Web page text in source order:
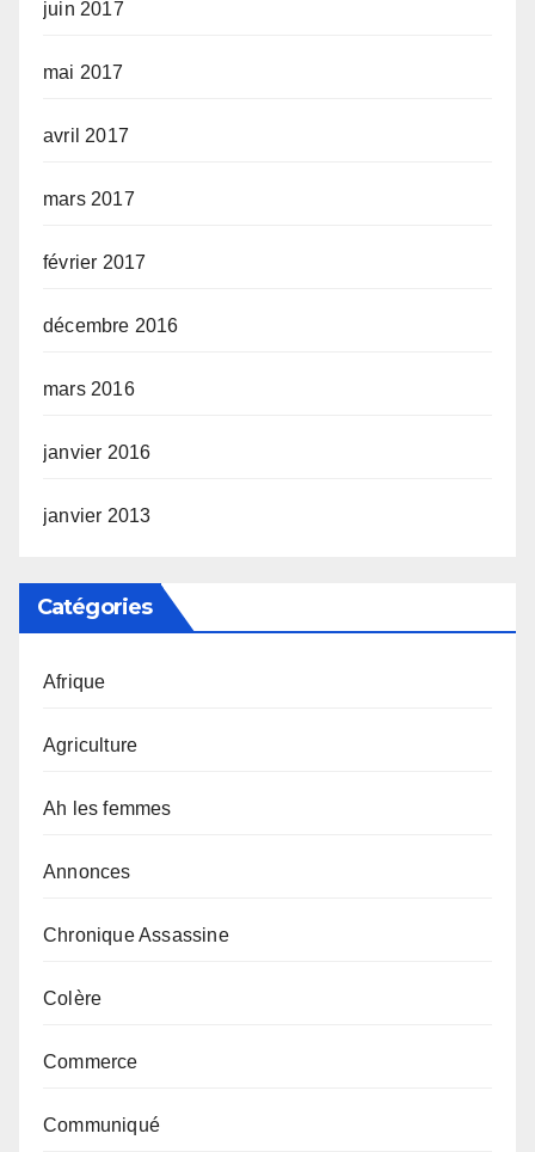
juin 2017
mai 2017
avril 2017
mars 2017
février 2017
décembre 2016
mars 2016
janvier 2016
janvier 2013
Catégories
Afrique
Agriculture
Ah les femmes
Annonces
Chronique Assassine
Colère
Commerce
Communiqué